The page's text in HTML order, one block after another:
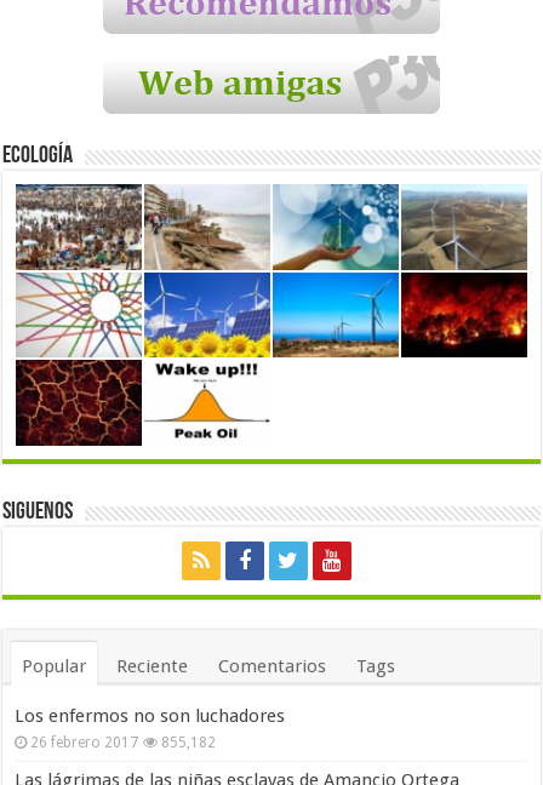
Ecología
Siguenos
Popular Reciente Comentarios Tags
Los enfermos no son luchadores
26 febrero 2017 855,182
Las lágrimas de las niñas esclavas de Amancio Ortega